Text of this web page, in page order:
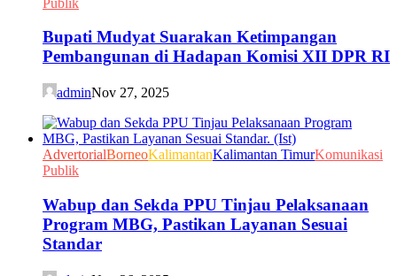
Bupati Mudyat Suarakan Ketimpangan
Pembangunan di Hadapan Komisi XII DPR RI
adminNov 27, 2025
AdvertorialBorneoKalimantanKalimantan TimurKomunikasi
Publik
Wabup dan Sekda PPU Tinjau Pelaksanaan
Program MBG, Pastikan Layanan Sesuai
Standar